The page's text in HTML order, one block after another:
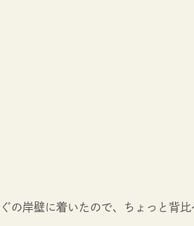
の岸壁に着いたので、ちょっと背